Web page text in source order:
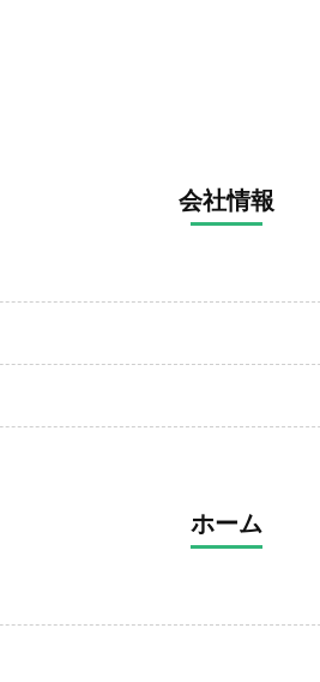
会社情報
ホーム